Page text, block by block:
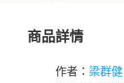
商品詳情
作者： 梁群健